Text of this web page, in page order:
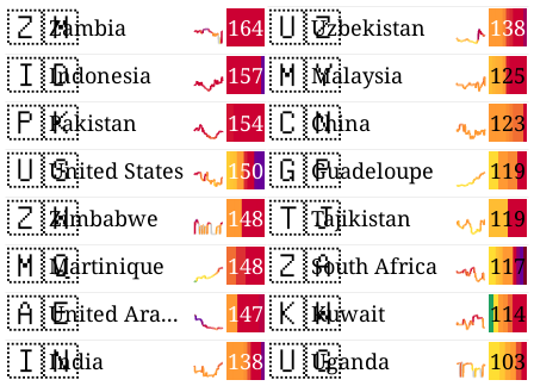
🇿🇲 164
Zambia
🇮🇩 157
Indonesia
🇵🇰 154
Pakistan
🇺🇸 150
United States
🇿🇼 148
Zimbabwe
🇲🇶 148
Martinique
🇦🇪 147
United Arab Emirates
🇮🇳 138
India
🇺🇿 138
Uzbekistan
🇲🇾 125
Malaysia
🇨🇳 123
China
🇬🇵 119
Guadeloupe
🇹🇯 119
Tajikistan
🇿🇦 117
South Africa
🇰🇼 114
Kuwait
🇺🇬 103
Uganda